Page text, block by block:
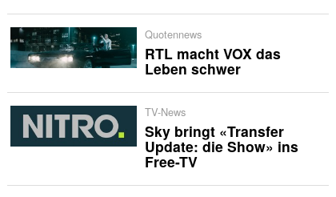
Quotennews
RTL macht VOX das
Leben schwer
TV-News
Sky bringt «Transfer
Update: die Show» ins
Free-TV